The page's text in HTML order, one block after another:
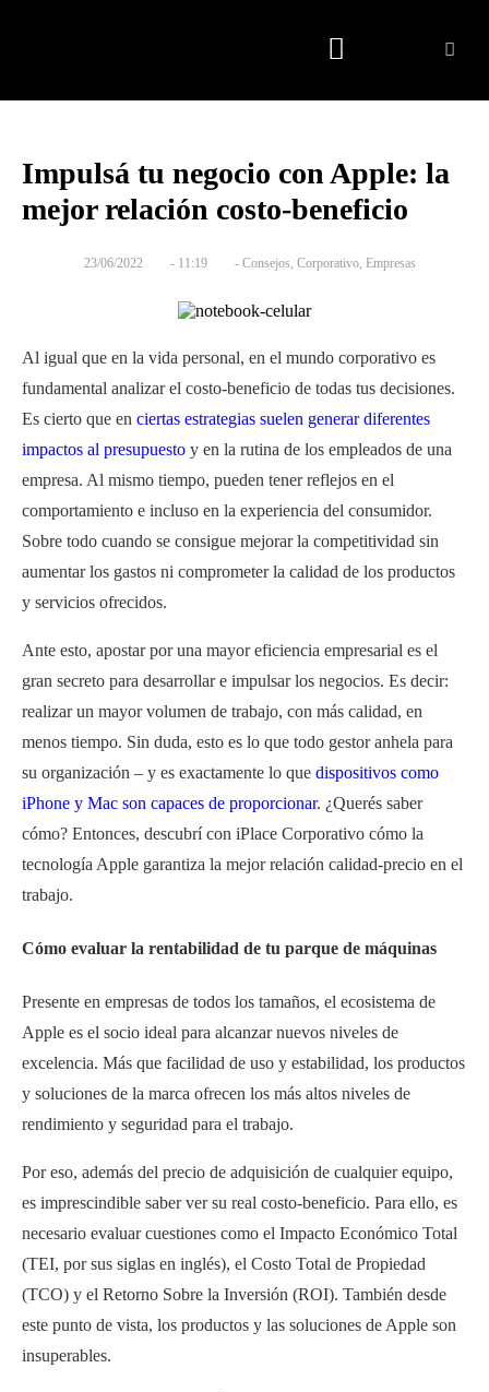
Impulsá tu negocio con Apple: la
mejor relación costo-beneficio
23/06/2022 - 11:19 - Consejos Corporativo Empresas
Al igual que en la vida personal, en el mundo corporativo es
fundamental analizar el costo-beneficio de todas tus decisiones.
Es cierto que en ciertas estrategias suelen generar diferentes
impactos al presupuesto y en la rutina de los empleados de una
empresa. Al mismo tiempo, pueden tener reflejos en el
comportamiento e incluso en la experiencia del consumidor.
Sobre todo cuando se consigue mejorar la competitividad sin
aumentar los gastos ni comprometer la calidad de los productos
y servicios ofrecidos.
Ante esto, apostar por una mayor eficiencia empresarial es el
gran secreto para desarrollar e impulsar los negocios. Es decir:
realizar un mayor volumen de trabajo, con más calidad, en
menos tiempo. Sin duda, esto es lo que todo gestor anhela para
su organización – y es exactamente lo que dispositivos como
iPhone y Mac son capaces de proporcionar. ¿Querés saber
cómo? Entonces, descubrí con iPlace Corporativo cómo la
tecnología Apple garantiza la mejor relación calidad-precio en el
trabajo.
Cómo evaluar la rentabilidad de tu parque de máquinas
Presente en empresas de todos los tamaños, el ecosistema de
Apple es el socio ideal para alcanzar nuevos niveles de
excelencia. Más que facilidad de uso y estabilidad, los productos
y soluciones de la marca ofrecen los más altos niveles de
rendimiento y seguridad para el trabajo.
Por eso, además del precio de adquisición de cualquier equipo,
es imprescindible saber ver su real costo-beneficio. Para ello, es
necesario evaluar cuestiones como el Impacto Económico Total
(TEI, por sus siglas en inglés), el Costo Total de Propiedad
(TCO) y el Retorno Sobre la Inversión (ROI). También desde
este punto de vista, los productos y las soluciones de Apple son
insuperables.